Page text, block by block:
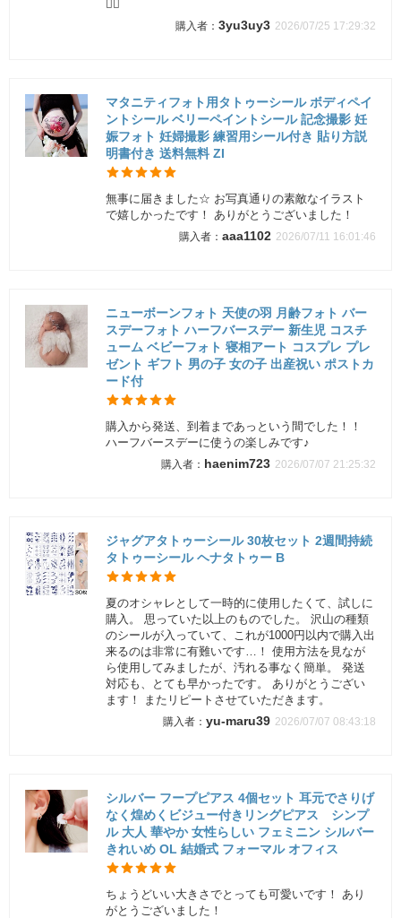
🙇‍♀️
3yu3uy3 2026/07/25 17:29:32
マタニティフォト用タトゥーシール ボディペイ
ントシール ベリーペイントシール 記念撮影 妊
娠フォト 妊婦撮影 練習用シール付き 貼り方説
明書付き 送料無料 ZI
無事に届きました☆ お写真通りの素敵なイラスト
で嬉しかったです！ ありがとうございました！
aaa1102 2026/07/11 16:01:46
ニューボーンフォト 天使の羽 月齢フォト バー
スデーフォト ハーフバースデー 新生児 コスチ
ューム ベビーフォト 寝相アート コスプレ プレ
ゼント ギフト 男の子 女の子 出産祝い ポストカ
ード付
購入から発送、到着まであっという間でした！！
ハーフバースデーに使うの楽しみです♪
haenim723 2026/07/07 21:25:32
ジャグアタトゥーシール 30枚セット 2週間持続
タトゥーシール ヘナタトゥー B
夏のオシャレとして一時的に使用したくて、試しに
購入。 思っていた以上のものでした。 沢山の種類
のシールが入っていて、これが1000円以内で購入出
来るのは非常に有難いです…！ 使用方法を見なが
ら使用してみましたが、汚れる事なく簡単。 発送
対応も、とても早かったです。 ありがとうござい
ます！ またリピートさせていただきます。
yu-maru39 2026/07/07 08:43:18
シルバー フープピアス 4個セット 耳元でさりげ
なく煌めくビジュー付きリングピアス シンプ
ル 大人 華やか 女性らしい フェミニン シルバー
きれいめ OL 結婚式 フォーマル オフィス
ちょうどいい大きさでとっても可愛いです！ あり
がとうございました！